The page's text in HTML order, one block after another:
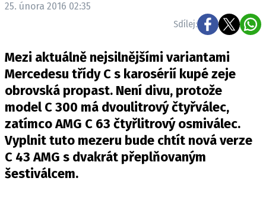
TESTY ELEKTROMOBILŮ
TRH S ELEKTROMOBILY
RALLY
OSTATNÍ
TISKOVKY
ROZHOVORY
DAKAR
Z DOMOVA
25. února 2016 02:35
Sdílej:
Mezi aktuálně nejsilnějšími variantami
Mercedesu třídy C s karosérií kupé zeje
obrovská propast. Není divu, protože
model C 300 má dvoulitrový čtyřválec,
zatímco AMG C 63 čtyřlitrový osmiválec.
Vyplnit tuto mezeru bude chtít nová verze
C 43 AMG s dvakrát přeplňovaným
šestiválcem.